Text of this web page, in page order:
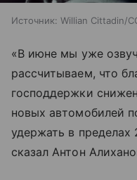
Источник: Willian Cittadin/
«В июне мы уже
рассчитываем, что
господдержки
новых автомобилей
удержать в
сказал Антон